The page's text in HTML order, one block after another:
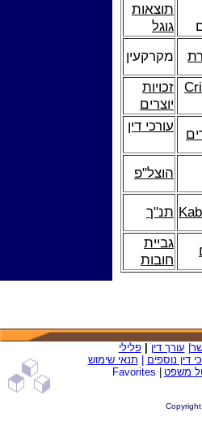
תוצאות
גוגל
מקרקעין
זכויות
יוצרים
עורכי דין
הוצל"פ
תנ"ך
גביית
חובות
עורך דין |פלילי
דין נוספים
תנאי שימוש
Favorites משפט